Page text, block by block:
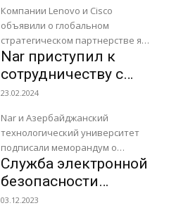
Рашад Набиев и начальник...
упростить путь к
инновациям в
области
искусственного
интеллекта
Компании Lenovo и Cisco
объявили о глобальном
стратегическом партнерстве я
целью предоставления
полностью интегрированных
инфраструктурных и сетевых
решений, призванных ускорить
цифровую трансформацию для
предприятий...
Nar приступил к
сотрудничеству с
Азербайджанским
технологическим
университетом
23.02.2024
Nar и Азербайджанский
технологический университет
подписали меморандум о
взаимопонимании в целях
поддержки развития
Служба электронной
безопасности
Азербайджана
03.12.2023